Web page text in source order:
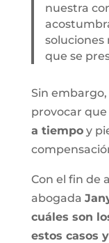
nuestra
soluciones
que se
Sin
provocar que
a tiempoy
Con el fin de
abogada
cuáles son
estos casos